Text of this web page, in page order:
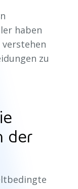
haben
zu
der